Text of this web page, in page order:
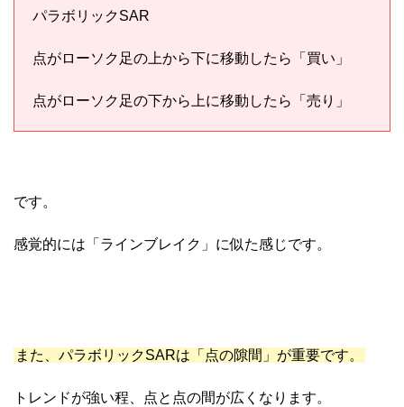
パラボリックSAR
点がローソク足の上から下に移動したら「買い」
点がローソク足の下から上に移動したら「売り」
です。
感覚的には「ラインブレイク」に似た感じです。
また、パラボリックSARは「点の隙間」が重要です。
トレンドが強い程、点と点の間が広くなります。